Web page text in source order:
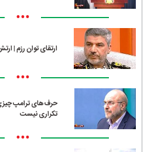
•••
ارتقای توان رزم |
•••
حرف‌های ترامپ
تکراری نیست
•••